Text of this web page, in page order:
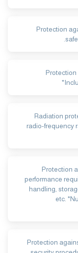
Protection
Protection
Radiation
radio-frequency
Protection
performance
handling,
etc.
Protection